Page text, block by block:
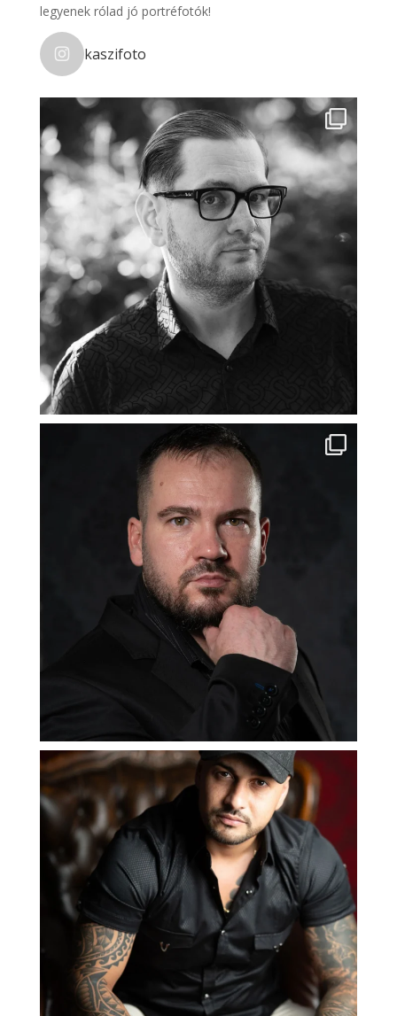
legyenek rólad jó portréfotók!
kaszifoto